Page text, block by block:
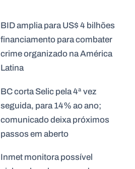
BID amplia para US$ 4 bilhões
financiamento para combater
crime organizado na América
Latina
BC corta Selic pela 4ª vez
seguida, para 14% ao ano;
comunicado deixa próximos
passos em aberto
Inmet monitora possível